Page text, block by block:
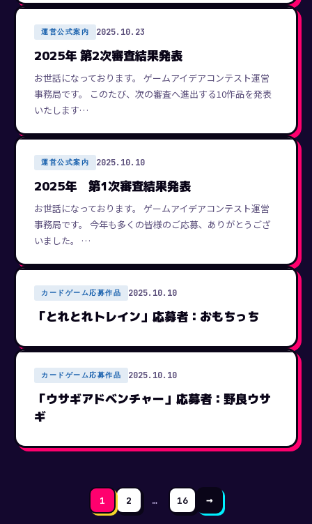
運営公式案内 2025.10.23
2025年 第2次審査結果発表
お世話になっております。 ゲームアイデアコンテスト運営
事務局です。 このたび、次の審査へ進出する10作品を発表
いたします…
運営公式案内 2025.10.10
2025年 第1次審査結果発表
お世話になっております。 ゲームアイデアコンテスト運営
事務局です。 今年も多くの皆様のご応募、ありがとうござ
いました。 …
カードゲーム応募作品 2025.10.10
「とれとれトレイン」応募者：おもちっち
カードゲーム応募作品 2025.10.10
「ウサギアドベンチャー」応募者：野良ウサ
ギ
Page
1 Page
2 … Page
16 →